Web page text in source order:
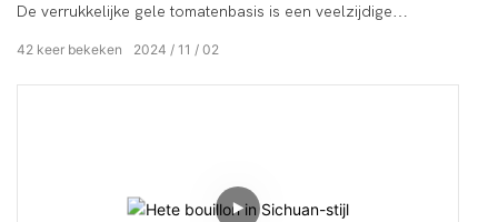
De verrukkelijke gele tomatenbasis is een veelzijdige
2024 11 02
42 keer bekeken